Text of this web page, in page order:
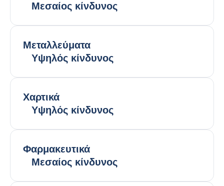
Μεσαίος κίνδυνος
Μεταλλεύματα
Υψηλός κίνδυνος
Χαρτικά
Υψηλός κίνδυνος
Φαρμακευτικά
Μεσαίος κίνδυνος